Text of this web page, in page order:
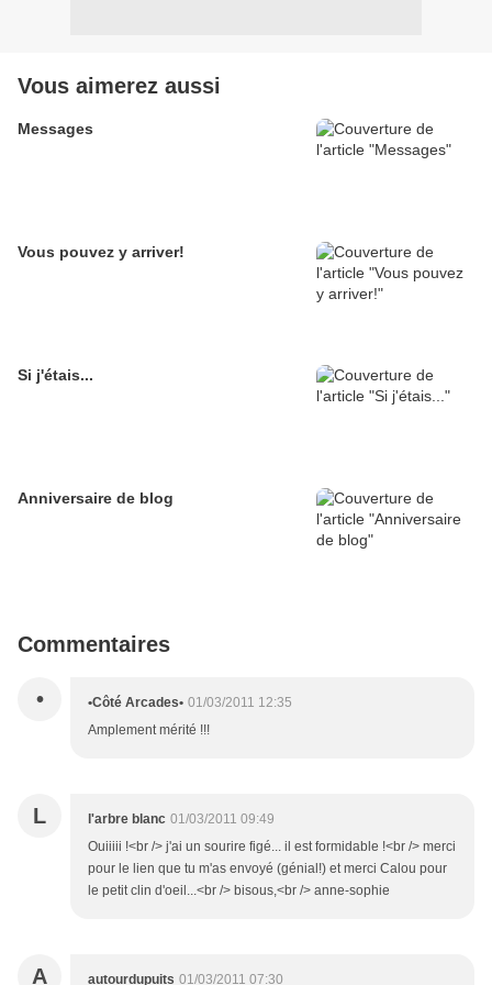
Vous aimerez aussi
Messages
Vous pouvez y arriver!
Si j'étais...
Anniversaire de blog
Commentaires
• •Côté Arcades• 01/03/2011 12:35
Amplement mérité !!!
L l'arbre blanc 01/03/2011 09:49
Ouiiiii !<br /> j'ai un sourire figé... il est formidable !<br /> merci
pour le lien que tu m'as envoyé (génial!) et merci Calou pour
le petit clin d'oeil...<br /> bisous,<br /> anne-sophie
A autourdupuits 01/03/2011 07:30